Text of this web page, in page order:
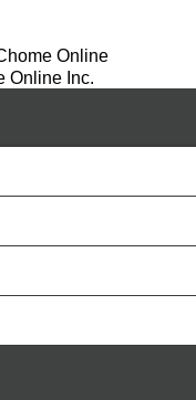
Online
Online Inc.